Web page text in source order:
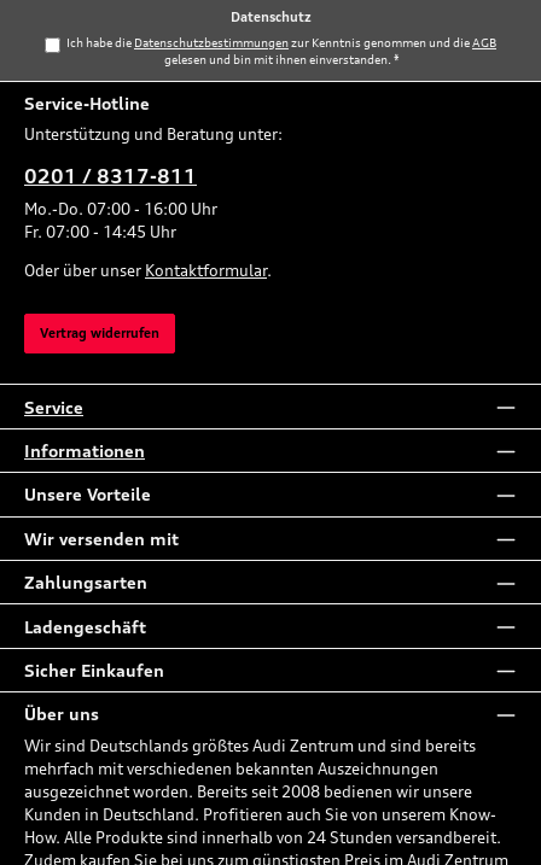
Datenschutz
Ich habe die Datenschutzbestimmungenzur Kenntnis genommen und dieAGB
gelesen und bin mit ihnen einverstanden.*
Service-Hotline
Unterstützung und Beratung unter:
0201 / 8317-811
Mo.-Do. 07:00 - 16:00 Uhr
Fr. 07:00 - 14:45 Uhr
Oder über unser Kontaktformular.
Vertrag widerrufen
Service
Informationen
Unsere Vorteile
Wir versenden mit
Zahlungsarten
Ladengeschäft
Sicher Einkaufen
Über uns
Wir sind Deutschlands größtes Audi Zentrum und sind bereits
mehrfach mit verschiedenen bekannten Auszeichnungen
ausgezeichnet worden. Bereits seit 2008 bedienen wir unsere
Kunden in Deutschland. Profitieren auch Sie von unserem Know-
How. Alle Produkte sind innerhalb von 24 Stunden versandbereit.
Zudem kaufen Sie bei uns zum günstigsten Preis im Audi Zentrum